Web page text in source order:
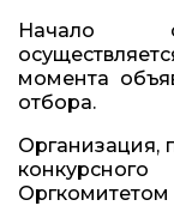
Начало
момента
отбора.
Организация,